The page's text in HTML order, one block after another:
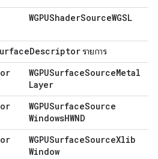
WGPUShaderSourceWGSL
Descriptorรายการ
WGPUSurfaceSourceMetal
Layer
WGPUSurfaceSource
WindowsHWND
WGPUSurfaceSourceXlib
Window